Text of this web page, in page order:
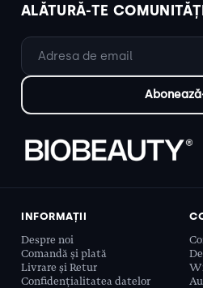
ALĂTURĂ-TE
INFORMAȚII
Despre noi
Comandă și plată
Livrare și Retur
Confidențialitatea datelor